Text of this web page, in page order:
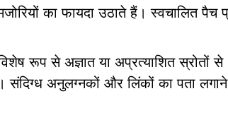
का फायदा उठाते हैं। स्वचालित पैच
रूप से अज्ञात या अप्रत्याशित स्रोतों
अनुलग्नकों और लिंकों का पता